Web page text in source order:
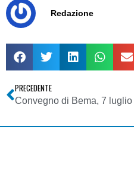
Redazione
PRECEDENTE